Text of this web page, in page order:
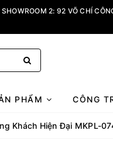
2: 92 VÕ CHÍ
PHẨM CÔNG
Khách Hiện Đại MKPL-